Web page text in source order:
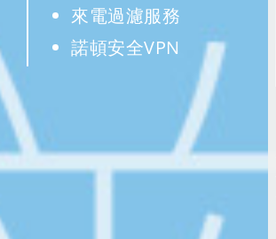
來電過濾服務
諾頓安全VPN
諾頓家庭防護網
SafetyNet網絡保安